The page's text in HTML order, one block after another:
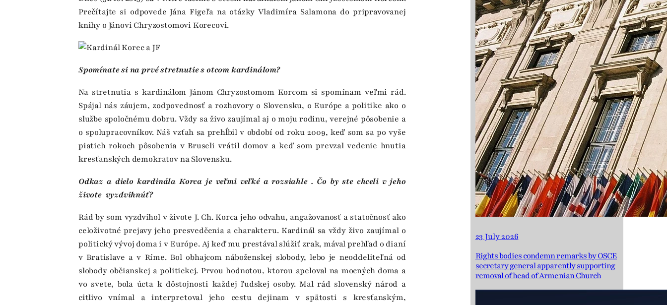
Prečítajte si odpovede Jána Figeľa na otázky Vladimíra Salamona do pripravovanej
knihy o Jánovi Chryzostomovi Korecovi.
Spomínate si na prvé stretnutie s otcom kardinálom?
Na stretnutia s kardinálom Jánom Chryzostomom Korcom si spomínam veľmi rád.
Spájal nás záujem, zodpovednosť a rozhovory o Slovensku, o Európe a politike ako o
službe spoločnému dobru. Vždy sa živo zaujímal aj o moju rodinu, verejné pôsobenie a
o spolupracovníkov. Náš vzťah sa prehĺbil v období od roku 2009, keď som sa po vyše
piatich rokoch pôsobenia v Bruseli vrátil domov a keď som prevzal vedenie hnutia
kresťanských demokratov na Slovensku.
Odkaz a dielo kardinála Korca je veľmi veľké a rozsiahle . Čo by ste chceli v jeho
živote vyzdvihnúť?
Rád by som vyzdvihol v živote J. Ch. Korca jeho odvahu, angažovanosť a statočnosť ako
celoživotné prejavy jeho presvedčenia a charakteru. Kardinál sa vždy živo zaujímal o
politický vývoj doma i v Európe. Aj keď mu prestával slúžiť zrak, mával prehľad o dianí
v Bratislave a v Ríme. Bol obhajcom náboženskej slobody, lebo je neoddeliteľná od
slobody občianskej a politickej. Prvou hodnotou, ktorou apeloval na mocných doma a
vo svete, bola úcta k dôstojnosti každej ľudskej osoby. Mal rád slovenský národ a
citlivo vnímal a interpretoval jeho cestu dejinam v spätosti s kresťanským,
23 July 2026
Rights bodies condemn remarks by OSCE
secretary general apparently supporting
removal of head of Armenian Church